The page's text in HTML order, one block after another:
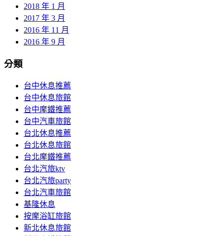
2018 年 1 月
2017 年 3 月
2016 年 11 月
2016 年 9 月
分類
台中休息推薦
台中休息旅館
台中摩鐵推薦
台中汽車旅館
台北休息推薦
台北休息旅館
台北摩鐵推薦
台北汽旅ktv
台北汽旅party
台北汽車旅館
基隆休息
按摩浴缸旅館
新北休息旅館